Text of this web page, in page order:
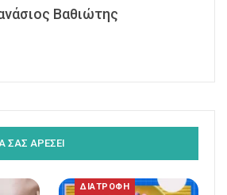
Βαθιώτης
ΣΑΣ ΑΡΕΣΕΙ
ΔΙΑΤΡΟΦΗ